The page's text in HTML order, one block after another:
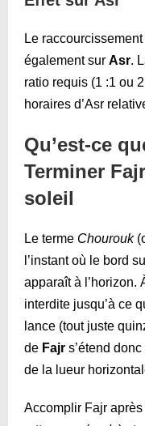
Le
également sur Asr.
ratio requis (1 :1 ou
horaires d’Asr
Qu’est-ce
Terminer
soleil
Le terme Chourouk
l’instant où le bord
apparaît à l’horizon.
interdite jusqu’à ce
lance (tout juste
de Fajr s’étend
de la lueur
Accomplir Fajr